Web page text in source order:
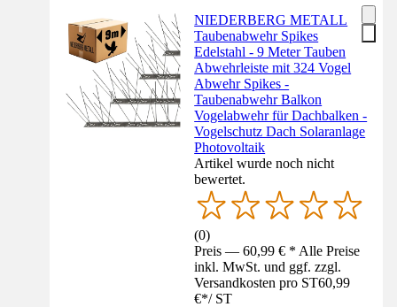
NIEDERBERG METALL
Taubenabwehr Spikes
Edelstahl - 9 Meter Tauben
Abwehrleiste mit 324 Vogel
Abwehr Spikes -
Taubenabwehr Balkon
Vogelabwehr für Dachbalken -
Vogelschutz Dach Solaranlage
Photovoltaik
Artikel wurde noch nicht
bewertet.
(0)
Preis — 60,99 € * Alle Preise
inkl. MwSt. und ggf. zzgl.
Versandkosten pro ST60,99
€*/ ST